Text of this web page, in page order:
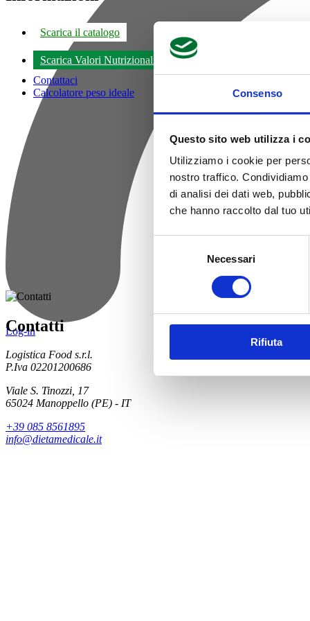
Consenso
Questo sito web utilizza i
Utilizziamo i cookie per
nostro traffico.
di analisi dei dati web,
che hanno raccolto dal tuo
Necessari
Rifiuta
Log-in
Scarica il catalogo
Scarica Valori Nutrizionali
Contattaci
Calcolatore peso ideale
Contatti
Logistica Food s.r.l.
P.Iva 02201200686
Viale S. Tinozzi, 17
65024 Manoppello (PE) - IT
+39 085 8561895
info@dietamedicale.it